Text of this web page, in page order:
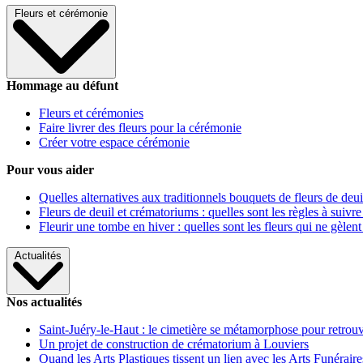
Fleurs et cérémonie
Hommage au défunt
Fleurs et cérémonies
Faire livrer des fleurs pour la cérémonie
Créer votre espace cérémonie
Pour vous aider
Quelles alternatives aux traditionnels bouquets de fleurs de
Fleurs de deuil et crématoriums : quelles sont les règles à
Fleurir une tombe en hiver : quelles sont les fleurs qui ne gèlent
Actualités
Nos actualités
Saint-Juéry-le-Haut : le cimetière se métamorphose pour
Un projet de construction de crématorium à Louviers
Quand les Arts Plastiques tissent un lien avec les Arts